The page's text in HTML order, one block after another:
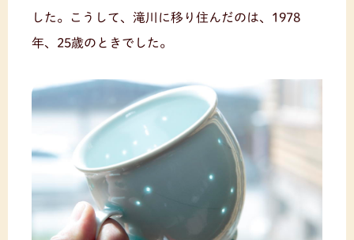
した。こうして、滝川に移り住んだのは、1978
年、25歳のときでした。